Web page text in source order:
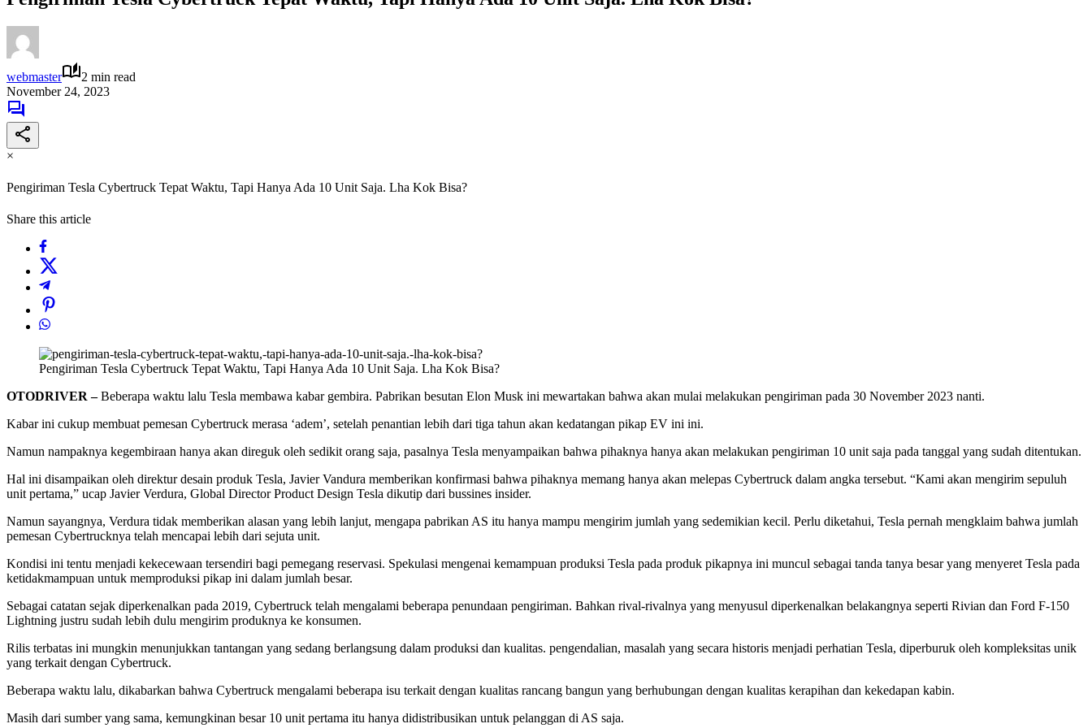
webmaster
2 min read
November 24, 2023
×
Pengiriman Tesla Cybertruck Tepat Waktu, Tapi Hanya Ada 10 Unit Saja. Lha Kok Bisa?
Share this article
Pengiriman Tesla Cybertruck Tepat Waktu, Tapi Hanya Ada 10 Unit Saja. Lha Kok Bisa?
OTODRIVER –Beberapa waktu lalu Tesla membawa kabar gembira. Pabrikan besutan Elon Musk ini mewartakan bahwa akan mulai melakukan pengiriman pada 30 November 2023 nanti.
Kabar ini cukup membuat pemesan Cybertruck merasa ‘adem’, setelah penantian lebih dari tiga tahun akan kedatangan pikap EV ini ini.
Namun nampaknya kegembiraan hanya akan direguk oleh sedikit orang saja, pasalnya Tesla menyampaikan bahwa pihaknya hanya akan melakukan pengiriman 10 unit saja pada tanggal yang sudah ditentukan.
Hal ini disampaikan oleh direktur desain produk Tesla, Javier Vandura memberikan konfirmasi bahwa pihaknya memang hanya akan melepas Cybertruck dalam angka tersebut. “Kami akan mengirim sepuluh
unit pertama,” ucap Javier Verdura, Global Director Product Design Tesla dikutip dari bussines insider.
Namun sayangnya, Verdura tidak memberikan alasan yang lebih lanjut, mengapa pabrikan AS itu hanya mampu mengirim jumlah yang sedemikian kecil. Perlu diketahui, Tesla pernah mengklaim bahwa jumlah
pemesan Cybertrucknya telah mencapai lebih dari sejuta unit.
Kondisi ini tentu menjadi kekecewaan tersendiri bagi pemegang reservasi. Spekulasi mengenai kemampuan produksi Tesla pada produk pikapnya ini muncul sebagai tanda tanya besar yang menyeret Tesla pada
ketidakmampuan untuk memproduksi pikap ini dalam jumlah besar.
Sebagai catatan sejak diperkenalkan pada 2019, Cybertruck telah mengalami beberapa penundaan pengiriman. Bahkan rival-rivalnya yang menyusul diperkenalkan belakangnya seperti Rivian dan Ford F-150
Lightning justru sudah lebih dulu mengirim produknya ke konsumen.
Rilis terbatas ini mungkin menunjukkan tantangan yang sedang berlangsung dalam produksi dan kualitas. pengendalian, masalah yang secara historis menjadi perhatian Tesla, diperburuk oleh kompleksitas unik
yang terkait dengan Cybertruck.
Beberapa waktu lalu, dikabarkan bahwa Cybertruck mengalami beberapa isu terkait dengan kualitas rancang bangun yang berhubungan dengan kualitas kerapihan dan kekedapan kabin.
Masih dari sumber yang sama, kemungkinan besar 10 unit pertama itu hanya didistribusikan untuk pelanggan di AS saja.